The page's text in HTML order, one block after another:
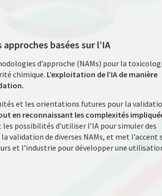
basées sur l’IA
d’approche (NAMs) pour la
chimique. L’exploitation de l’IA de manière
et les orientations futures pour la
en reconnaissant les complexités
possibilités d’utiliser l’IA pour simuler des
validation de diverses NAMs, et met l’accent
et l’industrie pour développer une